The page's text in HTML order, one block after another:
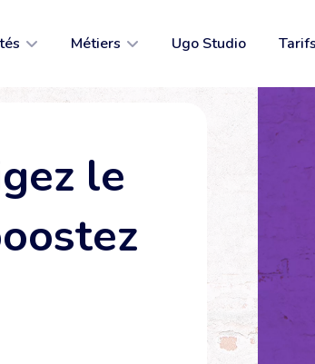
vous
Métiers
Restauration traditionnelle
Coiffure & Beauté
Commerces de proximité
Je ne suis pas dans la liste 😭
Ugo Studio Tarifs
le